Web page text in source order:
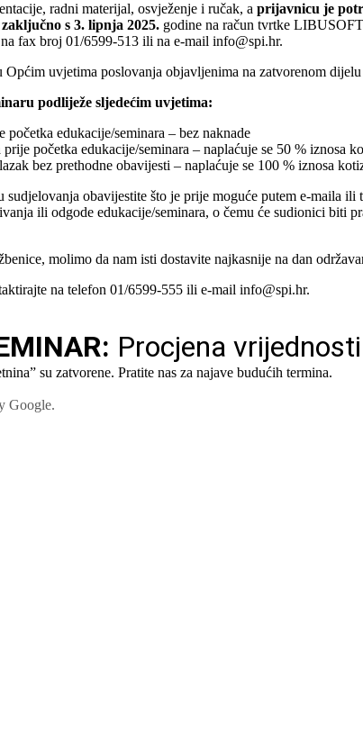
radni materijal, osvježenje i ručak, a prijavnicu je
s 3. lipnja 2025. godine na račun tvrtke
fax broj 01/6599-513 ili na e-mail info@spi.hr.
uvjetima poslovanja objavljenima na zatvorenom
podliježe sljedećim uvjetima:
edukacije/seminara – bez naknade
početka edukacije/seminara – naplaćuje se 50 % iznosa
bez prethodne obavijesti – naplaćuje se 100 % iznosa
obavijestite što je prije moguće putem e-maila
ili odgode edukacije/seminara, o čemu će sudionici biti
molimo da nam isti dostavite najkasnije na dan
na telefon 01/6599-555 ili e-mail info@spi.hr.